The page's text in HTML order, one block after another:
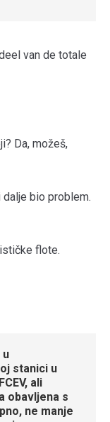
van de totale
Da, možeš,
dalje bio problem.
flote.
u
stanici u
ali
obavljena s
ne manje